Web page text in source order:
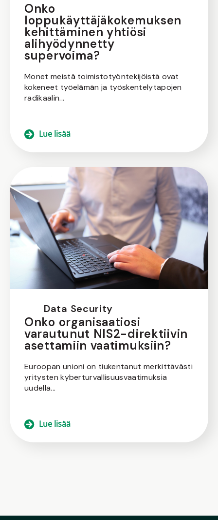
Onko
loppukäyttäjäkokemuksen
kehittäminen yhtiösi
alihyödynnetty
supervoima?
Monet meistä toimistotyöntekijöistä ovat
kokeneet työelämän ja työskentelytapojen
radikaalin...
Lue lisää
Data Security
Onko organisaatiosi
varautunut NIS2-direktiivin
asettamiin vaatimuksiin?
Euroopan unioni on tiukentanut merkittävästi
yritysten kyberturvallisuusvaatimuksia
uudella...
Lue lisää